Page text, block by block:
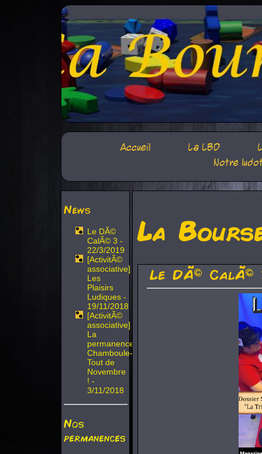
Accueil La LBD
Notre
News
Le DÃ©
CalÃ© 3 -
22/3/2019
[ActivitÃ©
associative]
Les
Plaisirs
Ludiques -
19/11/2018
[ActivitÃ©
associative]
La
permanence
Chamboule-
Tout de
Novembre
! -
3/11/2018
Nos
permanences
La
Le DÃ© CalÃ©